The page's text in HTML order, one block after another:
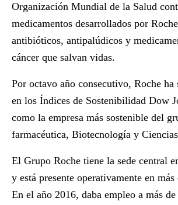
Organización Mundial de la Salud
medicamentos desarrollados por
antibióticos, antipalúdicos y
cáncer que salvan vidas.
Por octavo año consecutivo, Roche ha
en los Índices de Sostenibilidad Dow
como la empresa más sostenible del
farmacéutica, Biotecnología y
El Grupo Roche tiene la sede central
y está presente operativamente en más
En el año 2016, daba empleo a más